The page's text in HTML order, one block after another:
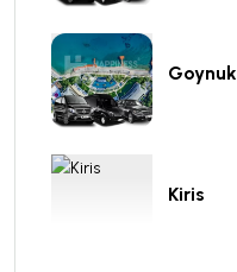
Goynuk
Kiris